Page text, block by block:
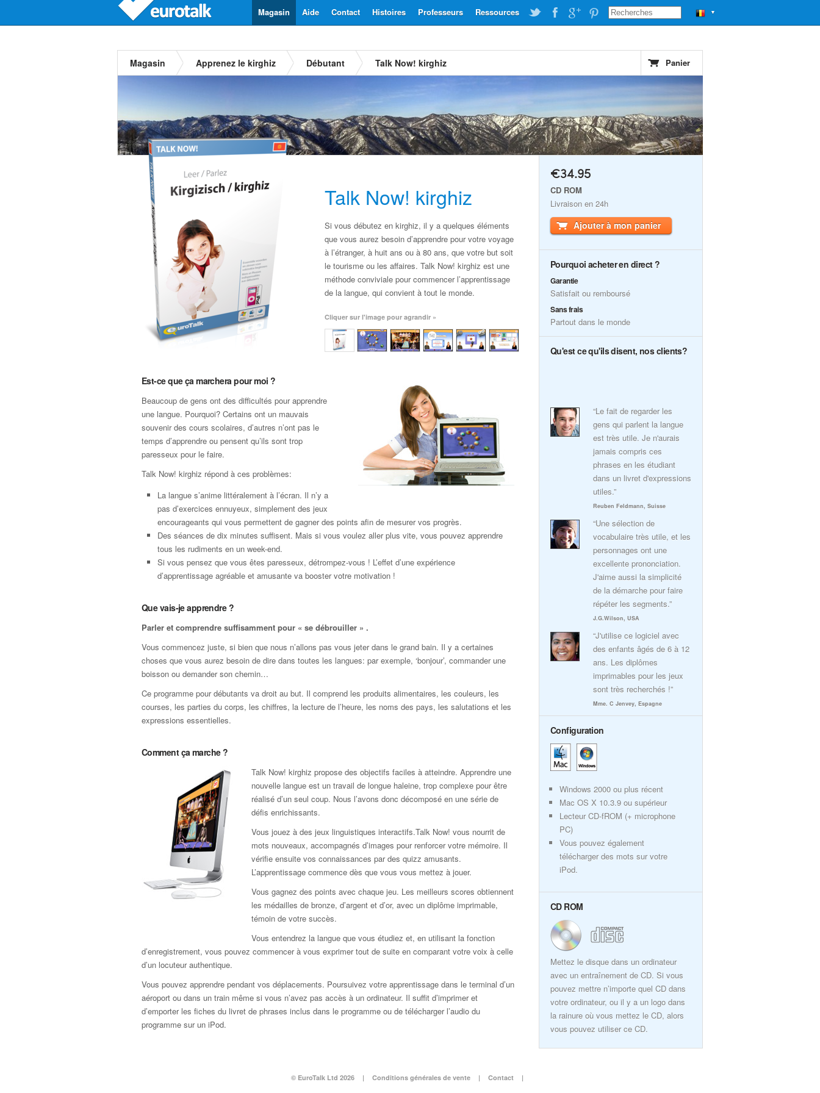
▼
Ressources
Professeurs
Histoires
Contact
Aide
Magasin
Magasin Apprenez le kirghiz Débutant Talk Now! kirghiz Panier
Talk Now! kirghiz
Si vous débutez en kirghiz, il y a quelques éléments
que vous aurez besoin d’apprendre pour votre voyage
à l’étranger, à huit ans ou à 80 ans, que votre but soit
le tourisme ou les affaires. Talk Now! kirghiz est une
méthode conviviale pour commencer l’apprentissage
de la langue, qui convient à tout le monde.
Cliquer sur l'image pour agrandir »
Est-ce que ça marchera pour moi ?
Beaucoup de gens ont des difficultés pour apprendre
une langue. Pourquoi? Certains ont un mauvais
souvenir des cours scolaires, d’autres n’ont pas le
temps d’apprendre ou pensent qu’ils sont trop
paresseux pour le faire.
Talk Now! kirghiz répond à ces problèmes:
La langue s’anime littéralement à l’écran. Il n’y a
pas d’exercices ennuyeux, simplement des jeux
encourageants qui vous permettent de gagner des points afin de mesurer vos progrès.
Des séances de dix minutes suffisent. Mais si vous voulez aller plus vite, vous pouvez apprendre
tous les rudiments en un week-end.
Si vous pensez que vous êtes paresseux, détrompez-vous ! L’effet d’une expérience
d’apprentissage agréable et amusante va booster votre motivation !
Que vais-je apprendre ?
Parler et comprendre suffisamment pour « se débrouiller » .
Vous commencez juste, si bien que nous n’allons pas vous jeter dans le grand bain. Il y a certaines
choses que vous aurez besoin de dire dans toutes les langues: par exemple, ‘bonjour’, commander une
boisson ou demander son chemin…
Ce programme pour débutants va droit au but. Il comprend les produits alimentaires, les couleurs, les
courses, les parties du corps, les chiffres, la lecture de l’heure, les noms des pays, les salutations et les
expressions essentielles.
Comment ça marche ?
Talk Now! kirghiz propose des objectifs faciles à atteindre. Apprendre une
nouvelle langue est un travail de longue haleine, trop complexe pour être
réalisé d’un seul coup. Nous l’avons donc décomposé en une série de
défis enrichissants.
Vous jouez à des jeux linguistiques interactifs.Talk Now! vous nourrit de
mots nouveaux, accompagnés d’images pour renforcer votre mémoire. Il
vérifie ensuite vos connaissances par des quizz amusants.
L’apprentissage commence dès que vous vous mettez à jouer.
Vous gagnez des points avec chaque jeu. Les meilleurs scores obtiennent
les médailles de bronze, d’argent et d’or, avec un diplôme imprimable,
témoin de votre succès.
Vous entendrez la langue que vous étudiez et, en utilisant la fonction
d’enregistrement, vous pouvez commencer à vous exprimer tout de suite en comparant votre voix à celle
d’un locuteur authentique.
Vous pouvez apprendre pendant vos déplacements. Poursuivez votre apprentissage dans le terminal d’un
aéroport ou dans un train même si vous n’avez pas accès à un ordinateur. Il suffit d’imprimer et
d’emporter les fiches du livret de phrases inclus dans le programme ou de télécharger l’audio du
programme sur un iPod.
€34.95
CD ROM
Livraison en 24h
Ajouter à mon panier
Pourquoi acheter en direct ?
Garantie
Satisfait ou remboursé
Sans frais
Partout dans le monde
Qu'est ce qu'ils disent, nos clients?
“Le fait de regarder les
gens qui parlent la langue
est très utile. Je n'aurais
jamais compris ces
phrases en les étudiant
dans un livret d'expressions
utiles.”
Reuben Feldmann, Suisse
“Une sélection de
vocabulaire très utile, et les
personnages ont une
excellente prononciation.
J'aime aussi la simplicité
de la démarche pour faire
répéter les segments.”
J.G.Wilson, USA
“J'utilise ce logiciel avec
des enfants âgés de 6 à 12
ans. Les diplômes
imprimables pour les jeux
sont très recherchés !”
Mme. C Jenvey, Espagne
Configuration
Windows 2000 ou plus récent
Mac OS X 10.3.9 ou supérieur
Lecteur CD-fROM (+ microphone
PC)
Vous pouvez également
télécharger des mots sur votre
iPod.
CD ROM
Mettez le disque dans un ordinateur
avec un entraînement de CD. Si vous
pouvez mettre n’importe quel CD dans
votre ordinateur, ou il y a un logo dans
la rainure où vous mettez le CD, alors
vous pouvez utiliser ce CD.
© EuroTalk Ltd 2026 | Conditions générales de vente | Contact |